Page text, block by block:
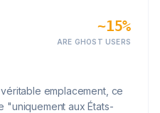
~15%
ARE GHOST USERS
emplacement, ce
"uniquement aux États-